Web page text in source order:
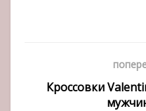
Кроссовки